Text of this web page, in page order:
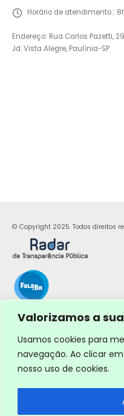
Valorizamos a
Usamos cookies para
navegação. Ao clicar
nosso uso de cookies.
Horário de atendimento::
Endereço: Rua Carlos Pazetti,
Jd. Vista Alegre, Paulínia-SP
© Copyright 2025. Todos direitos